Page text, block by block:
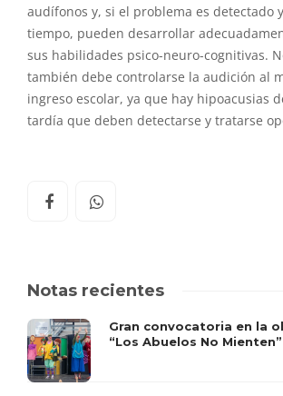
audífonos y, si el problema es detectado
tiempo, pueden desarrollar
sus habilidades psico-neuro-cognitivas.
también debe controlarse la audición al
ingreso escolar, ya que hay hipoacusias
tardía que deben detectarse y tratarse
Notas recientes
Gran convocatoria en la
“Los Abuelos No Mienten”